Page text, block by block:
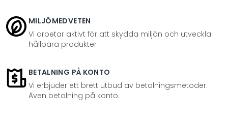
MILJÖMEDVETEN
Vi arbetar aktivt för att skydda miljön och utveckla
hållbara produkter
BETALNING PÅ KONTO
Vi erbjuder ett brett utbud av betalningsmetoder.
Även betalning på konto.